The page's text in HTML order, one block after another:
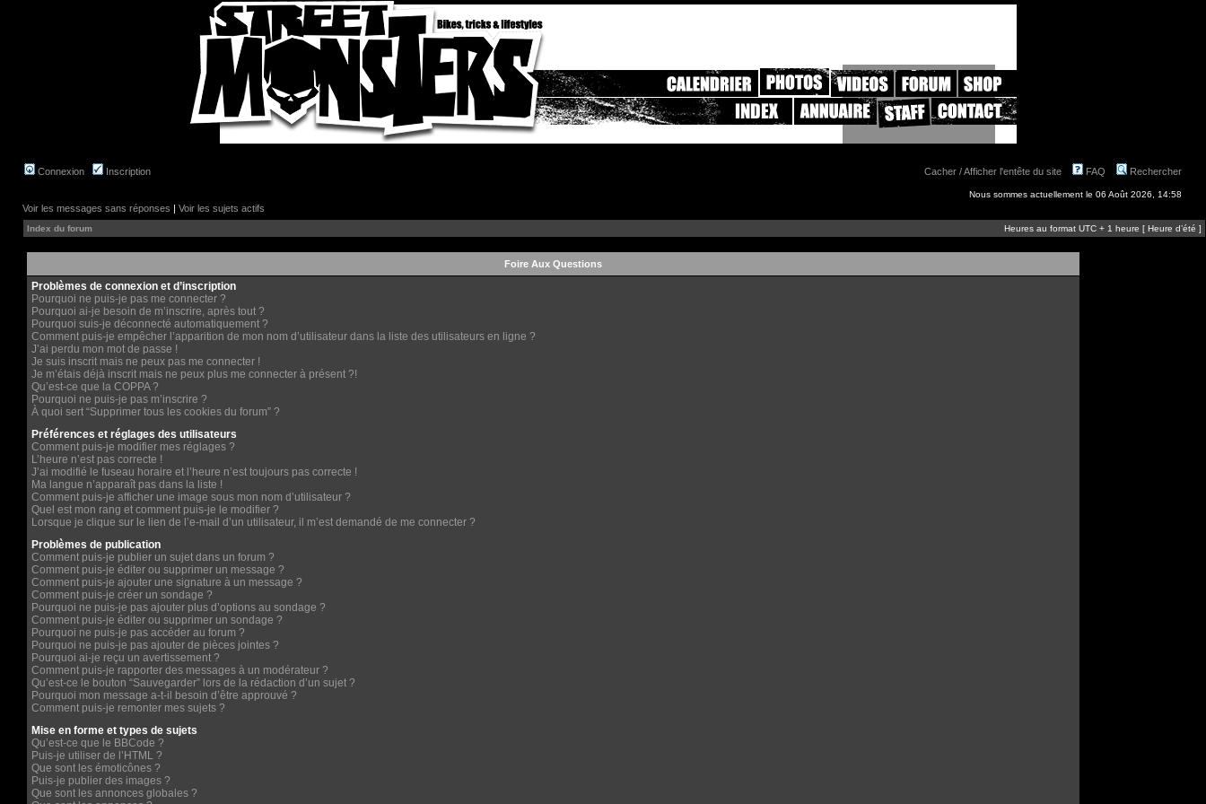
Connexion Inscription Cacher / Afficher l'entête du site FAQ Rechercher
Nous sommes actuellement le 06 Août 2026, 14:58
Voir les messages sans réponses | Voir les sujets actifs
Index du forum Heures au format UTC + 1 heure [ Heure d’été ]
Foire Aux Questions
Problèmes de connexion et d’inscription
Pourquoi ne puis-je pas me connecter ?
Pourquoi ai-je besoin de m’inscrire, après tout ?
Pourquoi suis-je déconnecté automatiquement ?
Comment puis-je empêcher l’apparition de mon nom d’utilisateur dans la liste des utilisateurs en ligne ?
J’ai perdu mon mot de passe !
Je suis inscrit mais ne peux pas me connecter !
Je m’étais déjà inscrit mais ne peux plus me connecter à présent ?!
Qu’est-ce que la COPPA ?
Pourquoi ne puis-je pas m’inscrire ?
À quoi sert “Supprimer tous les cookies du forum” ?
Préférences et réglages des utilisateurs
Comment puis-je modifier mes réglages ?
L’heure n’est pas correcte !
J’ai modifié le fuseau horaire et l’heure n’est toujours pas correcte !
Ma langue n’apparaît pas dans la liste !
Comment puis-je afficher une image sous mon nom d’utilisateur ?
Quel est mon rang et comment puis-je le modifier ?
Lorsque je clique sur le lien de l’e-mail d’un utilisateur, il m’est demandé de me connecter ?
Problèmes de publication
Comment puis-je publier un sujet dans un forum ?
Comment puis-je éditer ou supprimer un message ?
Comment puis-je ajouter une signature à un message ?
Comment puis-je créer un sondage ?
Pourquoi ne puis-je pas ajouter plus d’options au sondage ?
Comment puis-je éditer ou supprimer un sondage ?
Pourquoi ne puis-je pas accéder au forum ?
Pourquoi ne puis-je pas ajouter de pièces jointes ?
Pourquoi ai-je reçu un avertissement ?
Comment puis-je rapporter des messages à un modérateur ?
Qu’est-ce le bouton “Sauvegarder” lors de la rédaction d’un sujet ?
Pourquoi mon message a-t-il besoin d’être approuvé ?
Comment puis-je remonter mes sujets ?
Mise en forme et types de sujets
Qu’est-ce que le BBCode ?
Puis-je utiliser de l’HTML ?
Que sont les émoticônes ?
Puis-je publier des images ?
Que sont les annonces globales ?